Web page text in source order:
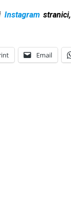
Instagram stranici,
Email